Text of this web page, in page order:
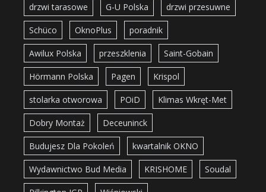
drzwi tarasowe G-U Polska drzwi przesuwne
Schüco OknoPlus poradnik
Awilux Polska przeszklenia Saint-Gobain
Hörmann Polska Pagen Krispol
stolarka otworowa POiD Klimas Wkręt-Met
Dobry Montaż Deceuninck
Budujesz Dla Pokoleń kwartalnik OKNO
Wydawnictwo Bud Media KRISHOME Soudal